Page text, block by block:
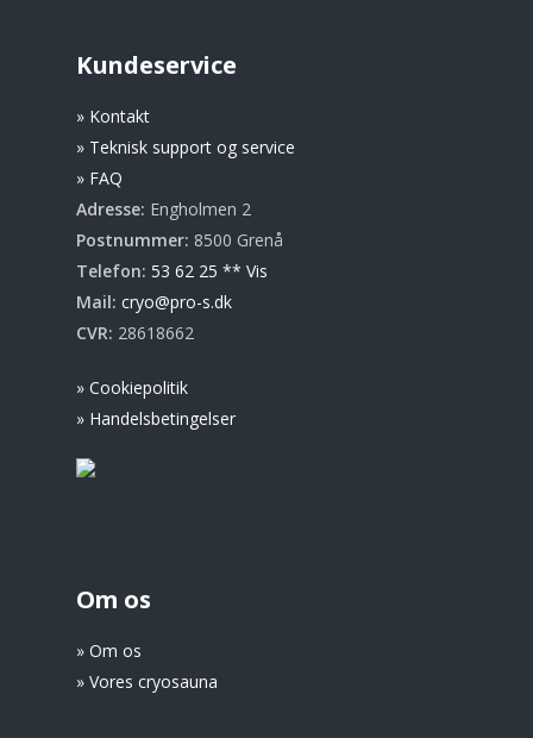
Kundeservice
» Kontakt
» Teknisk support og service
» FAQ
Adresse: Engholmen 2
Postnummer: 8500 Grenå
Telefon: 53 62 25 ** Vis
Mail: cryo@pro-s.dk
CVR: 28618662
» Cookiepolitik
» Handelsbetingelser
Om os
» Om os
» Vores cryosauna